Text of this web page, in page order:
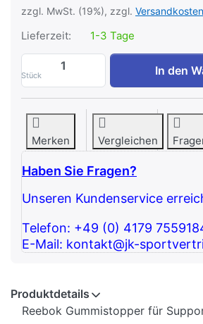
zzgl. MwSt. (19%), zzgl. Versandkosten
Lieferzeit: 1-3 Tage
Stück
Reebok
In den
Merken Vergleichen
Haben Sie Fragen?
Unseren Kundenservice
Telefon: +49 (0) 4179
E-Mail: kontakt@jk-
Produktdetails
Reebok Gummistopper für